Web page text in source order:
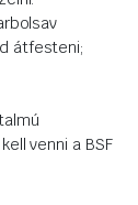
átfesteni;
venni a BSF